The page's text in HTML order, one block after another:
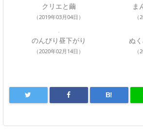
クリエと繭
（2019年03月04日）
ま
のんびり昼下がり
（2020年02月14日）
ぬ
B!